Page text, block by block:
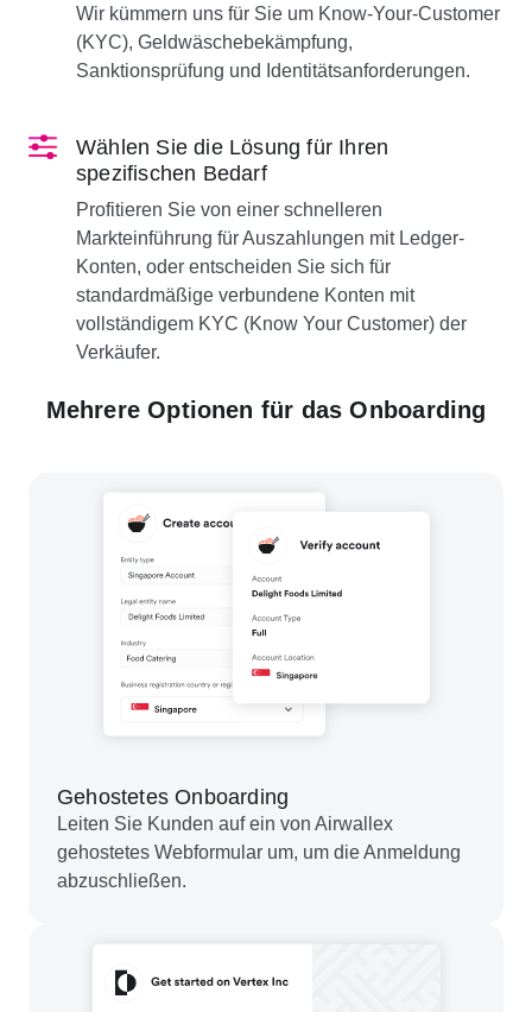
Wir kümmern uns für Sie um Know-Your-Customer
(KYC), Geldwäschebekämpfung,
Sanktionsprüfung und Identitätsanforderungen.
Wählen Sie die Lösung für Ihren
spezifischen Bedarf
Profitieren Sie von einer schnelleren
Markteinführung für Auszahlungen mit Ledger-
Konten, oder entscheiden Sie sich für
standardmäßige verbundene Konten mit
vollständigem KYC (Know Your Customer) der
Verkäufer.
Mehrere Optionen für das Onboarding
Gehostetes Onboarding
Leiten Sie Kunden auf ein von Airwallex
gehostetes Webformular um, um die Anmeldung
abzuschließen.